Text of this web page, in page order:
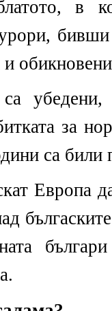
в
за
са
Европа
българи